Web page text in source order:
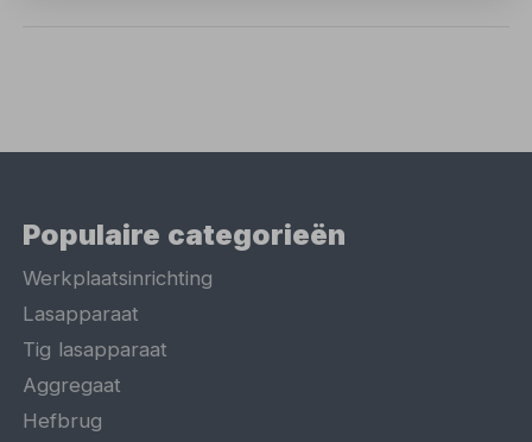
Populaire categorieën
Werkplaatsinrichting
Lasapparaat
Tig lasapparaat
Aggregaat
Hefbrug